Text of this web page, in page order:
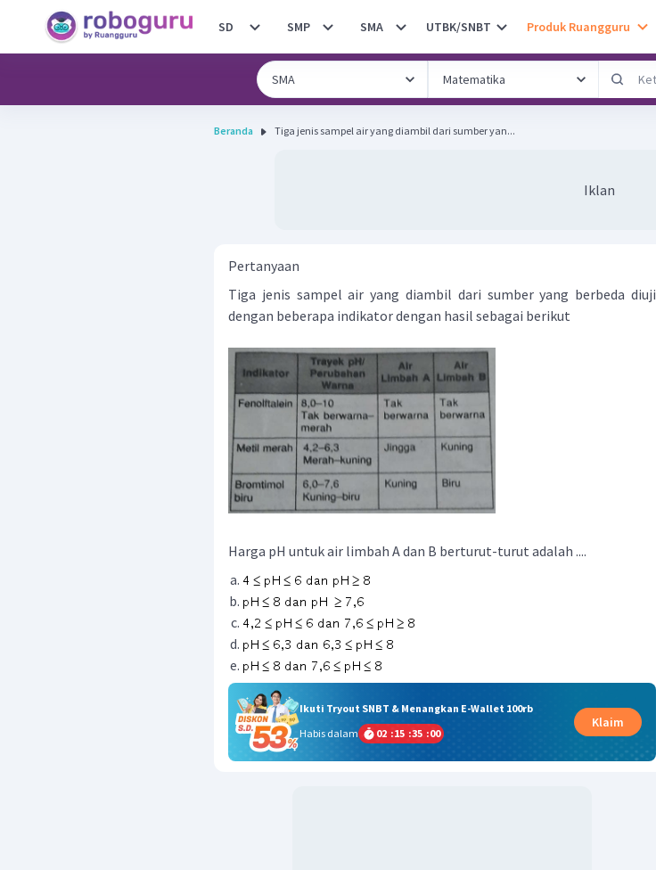
SD SMP SMA UTBK/SNBT Produk Ruangguru
Beranda Tiga jenis sampel air yang diambil dari sumber yan...
Iklan
Pertanyaan
Tiga jenis sampel air yang diambil dari sumber yang berbeda diuji
dengan beberapa indikator dengan hasil sebagai berikut
Harga pH untuk air limbah A dan B berturut-turut adalah ....
Ikuti Tryout SNBT & Menangkan E-Wallet 100rb
Habis dalam
02 :15 :34 :59
Klaim